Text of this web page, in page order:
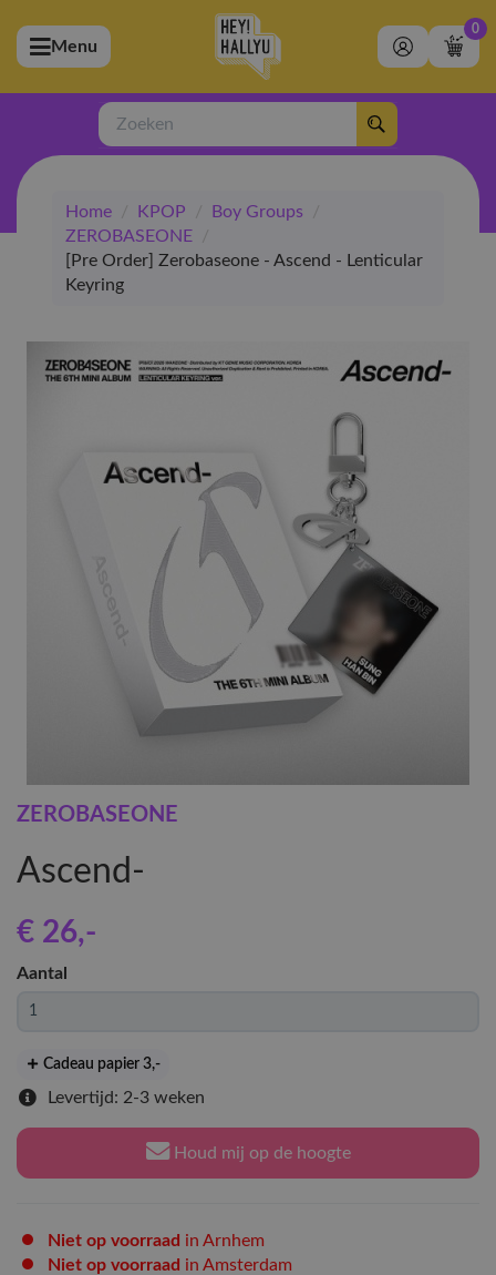
(Artiesten)
(Merchandise)
(Exclusive)
(Winkel)
Menu
0
Zoeken
Home / KPOP / Boy Groups
/
ZEROBASEONE
/
[Pre Order] Zerobaseone - Ascend - Lenticular
Keyring
ZEROBASEONE
Ascend-
€ 26,-
Aantal
Cadeau papier 3,-
Levertijd: 2-3 weken
Houd mij op de hoogte
Niet op voorraad in Arnhem
Niet op voorraad in Amsterdam